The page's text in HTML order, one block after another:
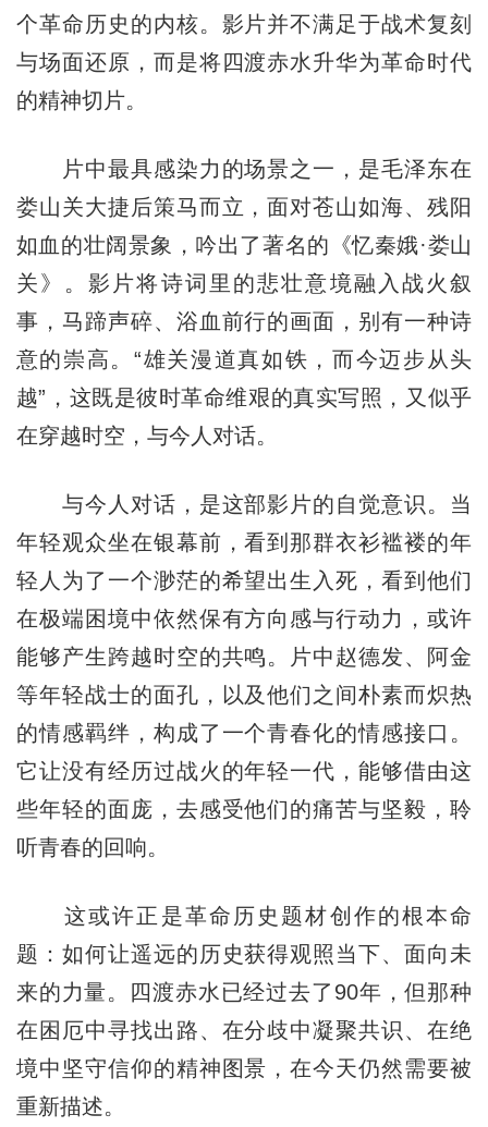
个革命历史的内核。影片并不满足于战术复刻
与场面还原，而是将四渡赤水升华为革命时代
的精神切片。
片中最具感染力的场景之一，是毛泽东在
娄山关大捷后策马而立，面对苍山如海、残阳
如血的壮阔景象，吟出了著名的《忆秦娥·娄山
关》。影片将诗词里的悲壮意境融入战火叙
事，马蹄声碎、浴血前行的画面，别有一种诗
意的崇高。“雄关漫道真如铁，而今迈步从头
越”，这既是彼时革命维艰的真实写照，又似乎
在穿越时空，与今人对话。
与今人对话，是这部影片的自觉意识。当
年轻观众坐在银幕前，看到那群衣衫褴褛的年
轻人为了一个渺茫的希望出生入死，看到他们
在极端困境中依然保有方向感与行动力，或许
能够产生跨越时空的共鸣。片中赵德发、阿金
等年轻战士的面孔，以及他们之间朴素而炽热
的情感羁绊，构成了一个青春化的情感接口。
它让没有经历过战火的年轻一代，能够借由这
些年轻的面庞，去感受他们的痛苦与坚毅，聆
听青春的回响。
这或许正是革命历史题材创作的根本命
题：如何让遥远的历史获得观照当下、面向未
来的力量。四渡赤水已经过去了90年，但那种
在困厄中寻找出路、在分歧中凝聚共识、在绝
境中坚守信仰的精神图景，在今天仍然需要被
重新描述。